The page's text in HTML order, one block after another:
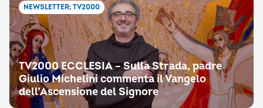
NEWSLETTER; TV2000
TV2000 ECCLESIA – Sulla Strada, padre
Giulio Michelini commenta il Vangelo
dell’Ascensione del Signore